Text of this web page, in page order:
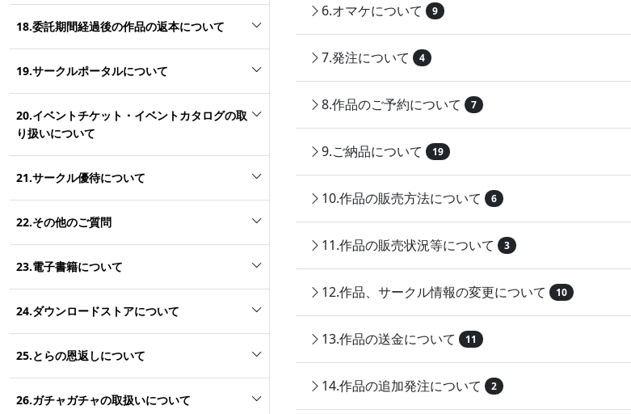
18.委託期間経過後の作品の返本について
19.サークルポータルについて
20.イベントチケット・イベントカタログの取
り扱いについて
21.サークル優待について
22.その他のご質問
23.電子書籍について
24.ダウンロードストアについて
25.とらの恩返しについて
26.ガチャガチャの取扱いについて
6.オマケについて 9
7.発注について 4
8.作品のご予約について 7
9.ご納品について 19
10.作品の販売方法について 6
11.作品の販売状況等について 3
12.作品、サークル情報の変更について 10
13.作品の送金について 11
14.作品の追加発注について 2